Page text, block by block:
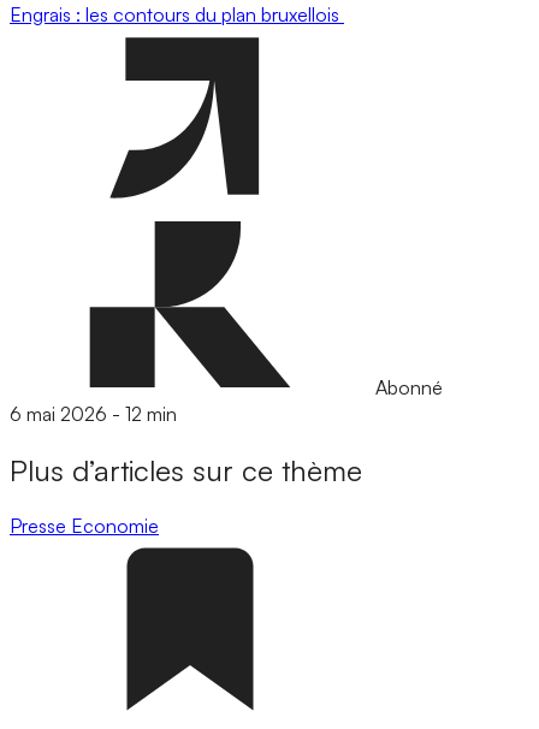
Engrais : les contours du plan bruxellois
Abonné
6 mai 2026 - 12 min
Plus d’articles sur ce thème
Presse Economie